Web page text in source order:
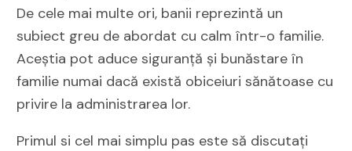
De cele mai multe ori, banii reprezintă un
subiect greu de abordat cu calm într-o familie.
Aceștia pot aduce siguranță și bunăstare în
familie numai dacă există obiceiuri sănătoase cu
privire la administrarea lor.
Primul si cel mai simplu pas este să discutați